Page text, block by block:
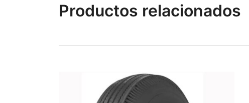
Productos relacionados